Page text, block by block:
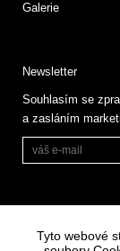
Galerie
Newsletter
Souhlasím se
a zasláním
Tyto webové